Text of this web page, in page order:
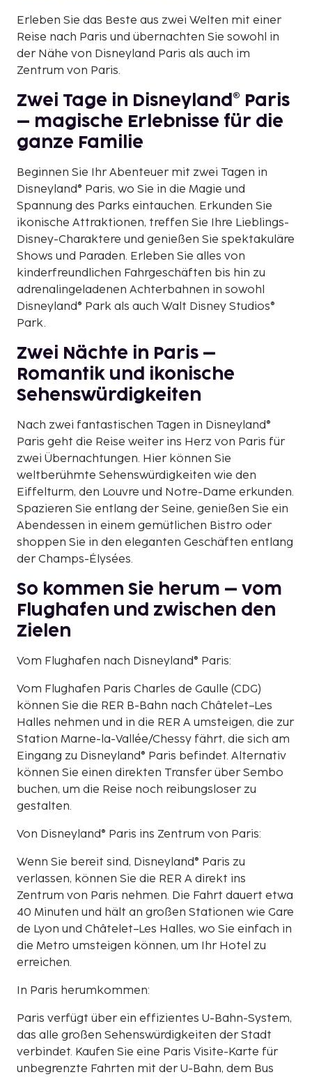
Erleben Sie das Beste aus zwei Welten mit einer
Reise nach Paris und übernachten Sie sowohl in
der Nähe von Disneyland Paris als auch im
Zentrum von Paris.
Zwei Tage in Disneyland® Paris
– magische Erlebnisse für die
ganze Familie
Beginnen Sie Ihr Abenteuer mit zwei Tagen in
Disneyland® Paris, wo Sie in die Magie und
Spannung des Parks eintauchen. Erkunden Sie
ikonische Attraktionen, treffen Sie Ihre Lieblings-
Disney-Charaktere und genießen Sie spektakuläre
Shows und Paraden. Erleben Sie alles von
kinderfreundlichen Fahrgeschäften bis hin zu
adrenalingeladenen Achterbahnen in sowohl
Disneyland® Park als auch Walt Disney Studios®
Park.
Zwei Nächte in Paris –
Romantik und ikonische
Sehenswürdigkeiten
Nach zwei fantastischen Tagen in Disneyland®
Paris geht die Reise weiter ins Herz von Paris für
zwei Übernachtungen. Hier können Sie
weltberühmte Sehenswürdigkeiten wie den
Eiffelturm, den Louvre und Notre-Dame erkunden.
Spazieren Sie entlang der Seine, genießen Sie ein
Abendessen in einem gemütlichen Bistro oder
shoppen Sie in den eleganten Geschäften entlang
der Champs-Élysées.
So kommen Sie herum – vom
Flughafen und zwischen den
Zielen
Vom Flughafen nach Disneyland® Paris:
Vom Flughafen Paris Charles de Gaulle (CDG)
können Sie die RER B-Bahn nach Châtelet–Les
Halles nehmen und in die RER A umsteigen, die zur
Station Marne-la-Vallée/Chessy fährt, die sich am
Eingang zu Disneyland® Paris befindet. Alternativ
können Sie einen direkten Transfer über Sembo
buchen, um die Reise noch reibungsloser zu
gestalten.
Von Disneyland® Paris ins Zentrum von Paris:
Wenn Sie bereit sind, Disneyland® Paris zu
verlassen, können Sie die RER A direkt ins
Zentrum von Paris nehmen. Die Fahrt dauert etwa
40 Minuten und hält an großen Stationen wie Gare
de Lyon und Châtelet–Les Halles, wo Sie einfach in
die Metro umsteigen können, um Ihr Hotel zu
erreichen.
In Paris herumkommen:
Paris verfügt über ein effizientes U-Bahn-System,
das alle großen Sehenswürdigkeiten der Stadt
verbindet. Kaufen Sie eine Paris Visite-Karte für
unbegrenzte Fahrten mit der U-Bahn, dem Bus